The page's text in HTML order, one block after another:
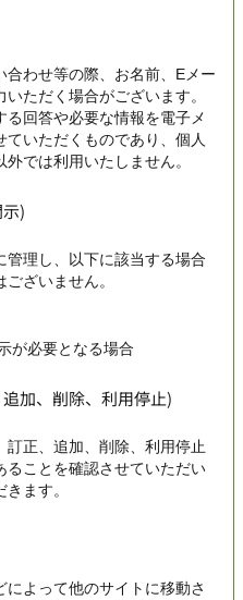
合わせ等の際、お名前、Eメー
ただく場合がございます。
る回答や必要な情報を電子メ
いただくものであり、個人
では利用いたしません。
)
管理し、以下に該当する場合
ざいません。
が必要となる場合
加、削除、利用停止)
訂正、追加、削除、利用停止
ることを確認させていただい
ます。
よって他のサイトに移動さ